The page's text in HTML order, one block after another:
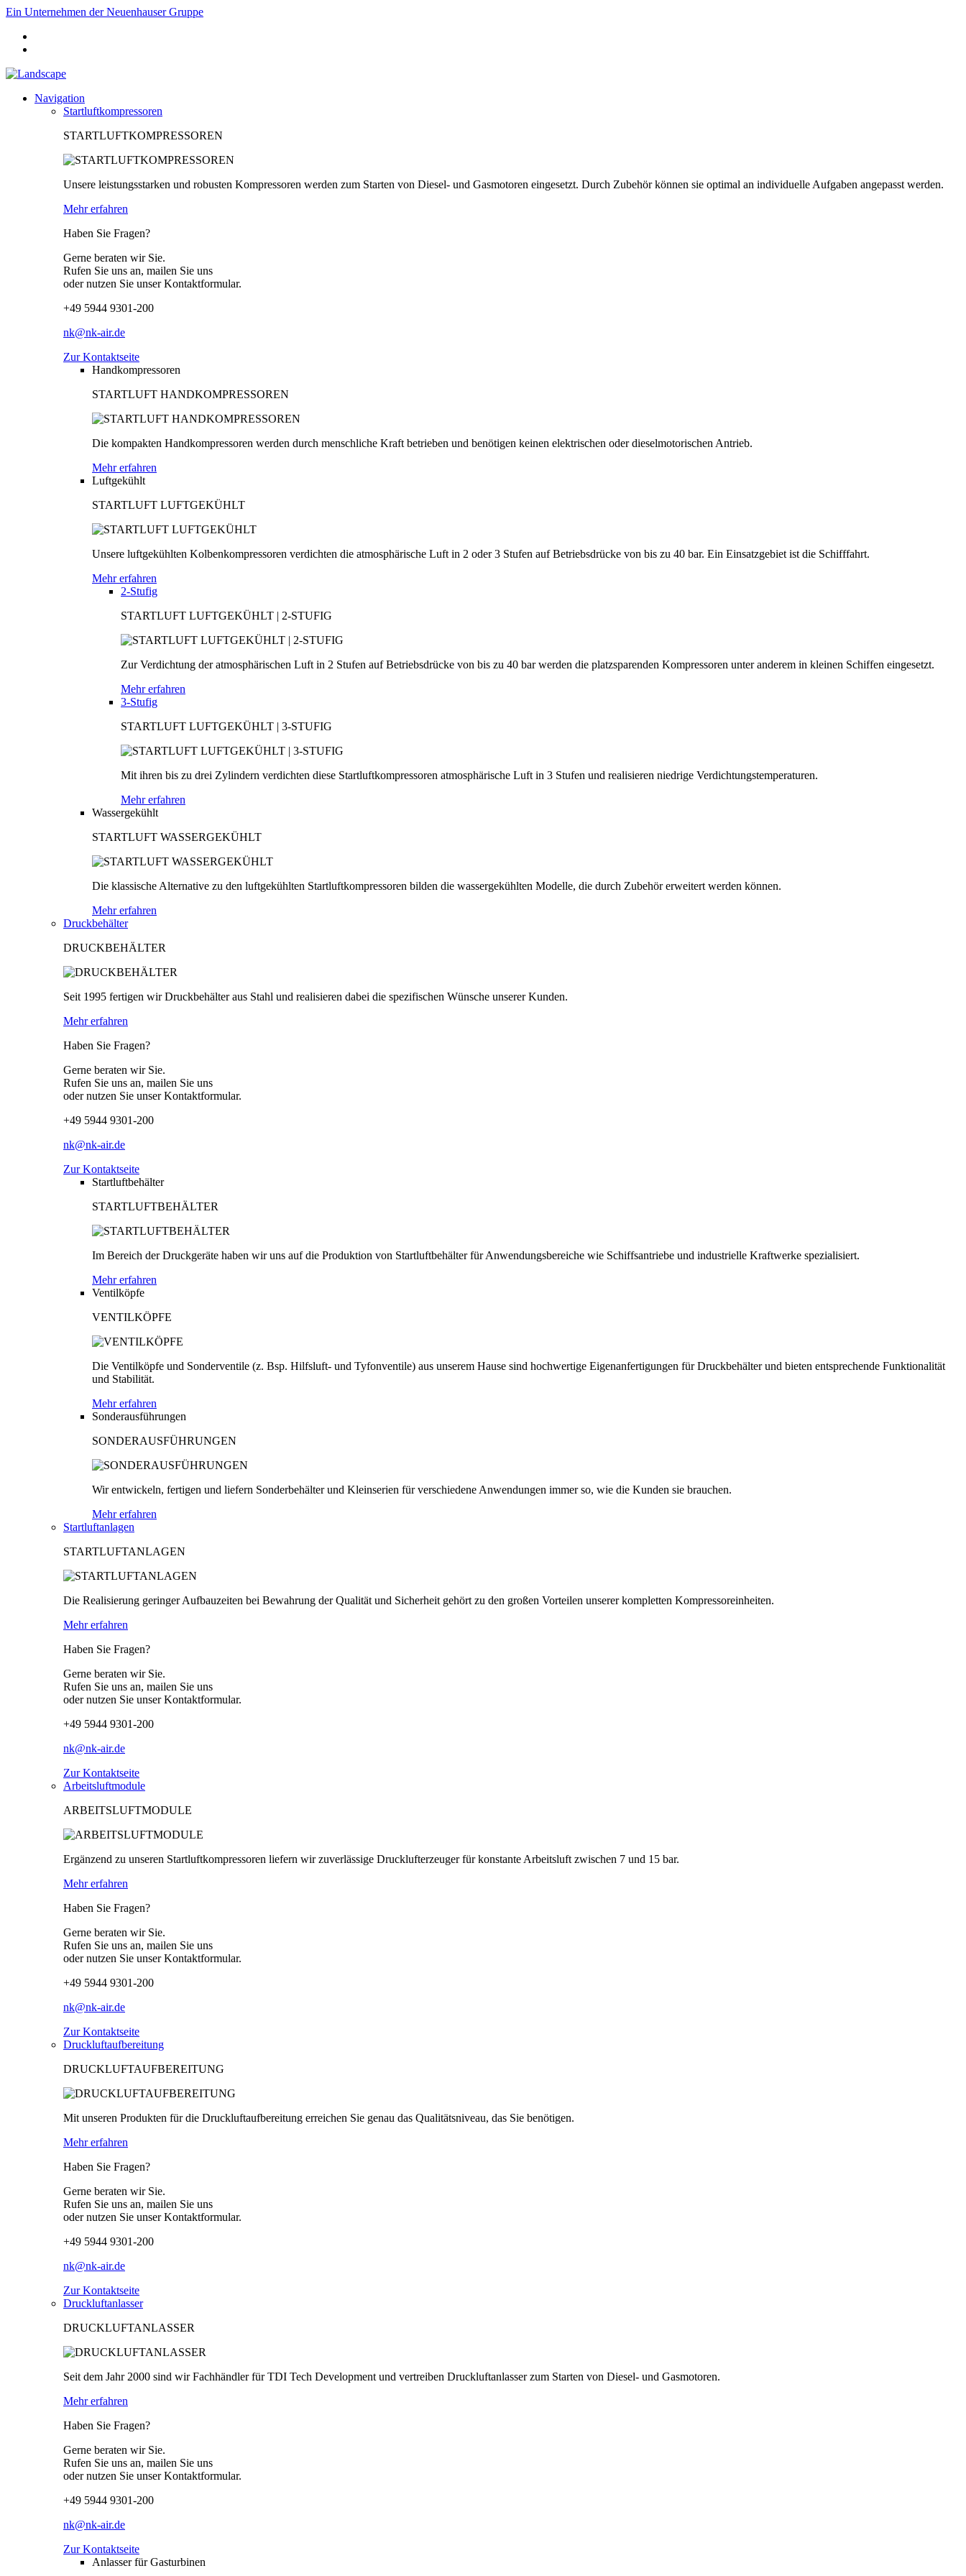
Ein Unternehmen der Neuenhauser Gruppe
Navigation
Startluftkompressoren
STARTLUFTKOMPRESSOREN
Unsere leistungsstarken und robusten Kompressoren werden zum Starten von Diesel- und Gasmotoren eingesetzt. Durch Zubehör können sie optimal an individuelle Aufgaben angepasst werden.
Mehr erfahren
Haben Sie Fragen?
Gerne beraten wir Sie.
Rufen Sie uns an, mailen Sie uns
oder nutzen Sie unser Kontaktformular.
+49 5944 9301-200
nk@nk-air.de
Zur Kontaktseite
Handkompressoren
STARTLUFT HANDKOMPRESSOREN
Die kompakten Handkompressoren werden durch menschliche Kraft betrieben und benötigen keinen elektrischen oder dieselmotorischen Antrieb.
Mehr erfahren
Luftgekühlt
STARTLUFT LUFTGEKÜHLT
Unsere luftgekühlten Kolbenkompressoren verdichten die atmosphärische Luft in 2 oder 3 Stufen auf Betriebsdrücke von bis zu 40 bar. Ein Einsatzgebiet ist die Schifffahrt.
Mehr erfahren
2-Stufig
STARTLUFT LUFTGEKÜHLT | 2-STUFIG
Zur Verdichtung der atmosphärischen Luft in 2 Stufen auf Betriebsdrücke von bis zu 40 bar werden die platzsparenden Kompressoren unter anderem in kleinen Schiffen eingesetzt.
Mehr erfahren
3-Stufig
STARTLUFT LUFTGEKÜHLT | 3-STUFIG
Mit ihren bis zu drei Zylindern verdichten diese Startluftkompressoren atmosphärische Luft in 3 Stufen und realisieren niedrige Verdichtungstemperaturen.
Mehr erfahren
Wassergekühlt
STARTLUFT WASSERGEKÜHLT
Die klassische Alternative zu den luftgekühlten Startluftkompressoren bilden die wassergekühlten Modelle, die durch Zubehör erweitert werden können.
Mehr erfahren
Druckbehälter
DRUCKBEHÄLTER
Seit 1995 fertigen wir Druckbehälter aus Stahl und realisieren dabei die spezifischen Wünsche unserer Kunden.
Mehr erfahren
Haben Sie Fragen?
Gerne beraten wir Sie.
Rufen Sie uns an, mailen Sie uns
oder nutzen Sie unser Kontaktformular.
+49 5944 9301-200
nk@nk-air.de
Zur Kontaktseite
Startluftbehälter
STARTLUFTBEHÄLTER
Im Bereich der Druckgeräte haben wir uns auf die Produktion von Startluftbehälter für Anwendungsbereiche wie Schiffsantriebe und industrielle Kraftwerke spezialisiert.
Mehr erfahren
Ventilköpfe
VENTILKÖPFE
Die Ventilköpfe und Sonderventile (z. Bsp. Hilfsluft- und Tyfonventile) aus unserem Hause sind hochwertige Eigenanfertigungen für Druckbehälter und bieten entsprechende Funktionalität
und Stabilität.
Mehr erfahren
Sonderausführungen
SONDERAUSFÜHRUNGEN
Wir entwickeln, fertigen und liefern Sonderbehälter und Kleinserien für verschiedene Anwendungen immer so, wie die Kunden sie brauchen.
Mehr erfahren
Startluftanlagen
STARTLUFTANLAGEN
Die Realisierung geringer Aufbauzeiten bei Bewahrung der Qualität und Sicherheit gehört zu den großen Vorteilen unserer kompletten Kompressoreinheiten.
Mehr erfahren
Haben Sie Fragen?
Gerne beraten wir Sie.
Rufen Sie uns an, mailen Sie uns
oder nutzen Sie unser Kontaktformular.
+49 5944 9301-200
nk@nk-air.de
Zur Kontaktseite
Arbeitsluftmodule
ARBEITSLUFTMODULE
Ergänzend zu unseren Startluftkompressoren liefern wir zuverlässige Drucklufterzeuger für konstante Arbeitsluft zwischen 7 und 15 bar.
Mehr erfahren
Haben Sie Fragen?
Gerne beraten wir Sie.
Rufen Sie uns an, mailen Sie uns
oder nutzen Sie unser Kontaktformular.
+49 5944 9301-200
nk@nk-air.de
Zur Kontaktseite
Druckluftaufbereitung
DRUCKLUFTAUFBEREITUNG
Mit unseren Produkten für die Druckluftaufbereitung erreichen Sie genau das Qualitätsniveau, das Sie benötigen.
Mehr erfahren
Haben Sie Fragen?
Gerne beraten wir Sie.
Rufen Sie uns an, mailen Sie uns
oder nutzen Sie unser Kontaktformular.
+49 5944 9301-200
nk@nk-air.de
Zur Kontaktseite
Druckluftanlasser
DRUCKLUFTANLASSER
Seit dem Jahr 2000 sind wir Fachhändler für TDI Tech Development und vertreiben Druckluftanlasser zum Starten von Diesel- und Gasmotoren.
Mehr erfahren
Haben Sie Fragen?
Gerne beraten wir Sie.
Rufen Sie uns an, mailen Sie uns
oder nutzen Sie unser Kontaktformular.
+49 5944 9301-200
nk@nk-air.de
Zur Kontaktseite
Anlasser für Gasturbinen